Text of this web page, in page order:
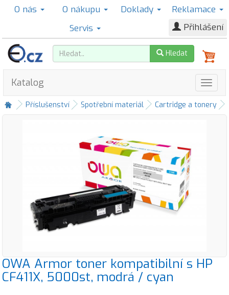
O nás O nákupu Doklady
Reklamace
Servis
Přihlášení
Hledat
Katalog
Příslušenství Spotřební materiál Cartridge a tonery
OWA Armor toner kompatibilní s HP
CF411X, 5000st, modrá / cyan